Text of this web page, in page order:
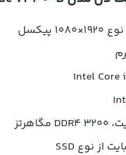
Intel Core